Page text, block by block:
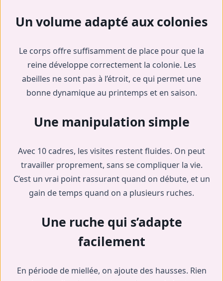
Un volume adapté aux colonies
Le corps offre suffisamment de place pour que la
reine développe correctement la colonie. Les
abeilles ne sont pas à l’étroit, ce qui permet une
bonne dynamique au printemps et en saison.
Une manipulation simple
Avec 10 cadres, les visites restent fluides. On peut
travailler proprement, sans se compliquer la vie.
C’est un vrai point rassurant quand on débute, et un
gain de temps quand on a plusieurs ruches.
Une ruche qui s’adapte
facilement
En période de miellée, on ajoute des hausses. Rien